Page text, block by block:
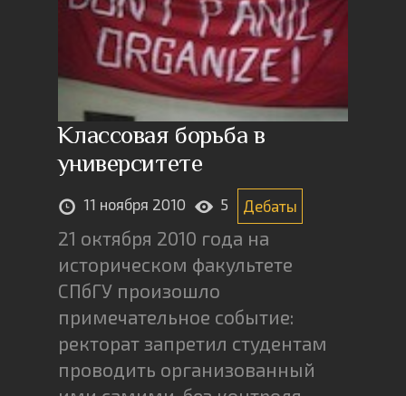
Классовая борьба в
университете
11 ноября 2010 5 Дебаты
21 октября 2010 года на
историческом факультете
СПбГУ произошло
примечательное событие:
ректорат запретил студентам
проводить организованный